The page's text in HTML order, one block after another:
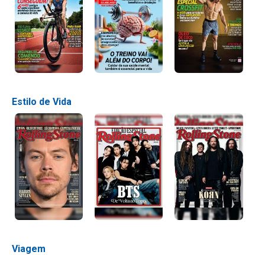
Estilo de Vida
Viagem